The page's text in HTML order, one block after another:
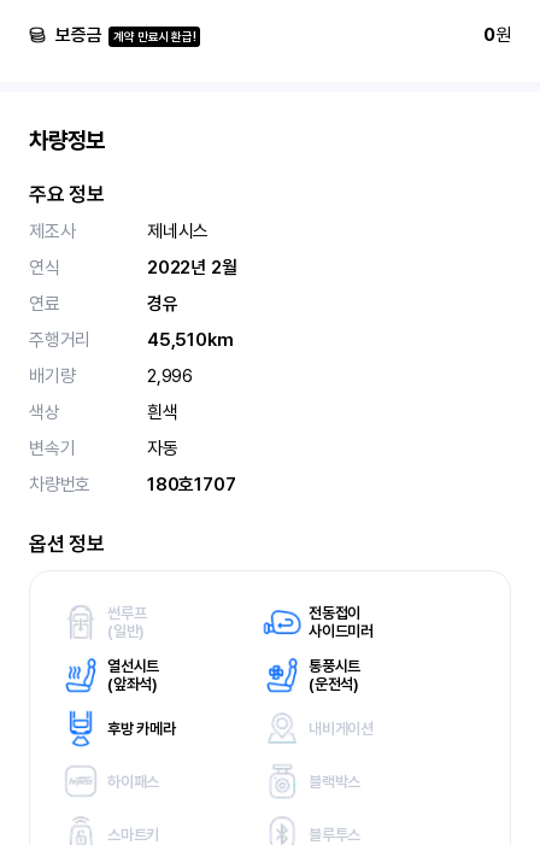
보증금 계약 만료시 환급! 0원
차량정보
주요 정보
제조사
제네시스
연식
2022년 2월
연료
경유
주행거리
45,510km
배기량
2,996
색상
흰색
변속기
자동
차량번호
180호1707
옵션 정보
썬루프
(일반)
전동접이
사이드미러
열선시트
(앞좌석)
통풍시트
(운전석)
후방 카메라 내비게이션
하이패스 블랙박스
스마트키 블루투스